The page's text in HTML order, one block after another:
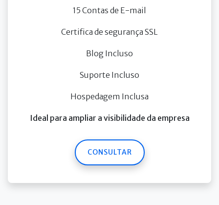
15 Contas de E-mail
Certifica de segurança SSL
Blog Incluso
Suporte Incluso
Hospedagem Inclusa
Ideal para ampliar a visibilidade da empresa
CONSULTAR